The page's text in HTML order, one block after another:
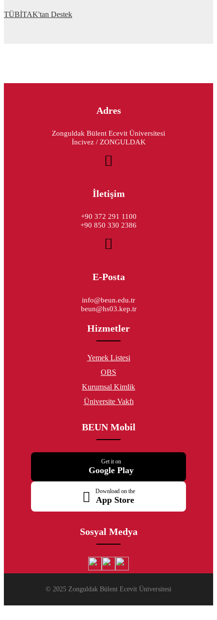
TÜBİTAK'tan Destek
Adres
Zonguldak Bülent Ecevit Üniversitesi
İncivez / ZONGULDAK
İletişim
+90 372 291 1100
+90 850 330 2386
E-Posta
info@beun.edu.tr
beun@hs03.kep.tr
Hizmetler
Yemek Listesi
OBS
Kurumsal Kimlik
Üniversite Vakfı
BEUN Mobil
Get it on
Google Play
Download on the
App Store
Sosyal Medya
© 2025 Zonguldak Bülent Ecevit Üniversitesi